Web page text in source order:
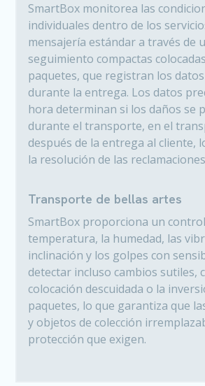
SmartBox monitorea las
individuales dentro de los
mensajería estándar a través de
seguimiento compactas
paquetes, que registran los
durante la entrega. Los datos
hora determinan si los daños se
durante el transporte, en el
después de la entrega al cliente,
la resolución de las
Transporte de bellas artes
SmartBox proporciona un
temperatura, la humedad, las
inclinación y los golpes con
detectar incluso cambios sutiles,
colocación descuidada o la
paquetes, lo que garantiza que
y objetos de colección
protección que exigen.